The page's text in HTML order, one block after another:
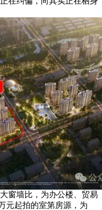
窗墙比，为办公楼、贸易
元起拍的室第房源，为